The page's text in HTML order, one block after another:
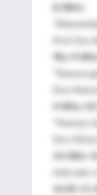
8.30Hs:
Prof.
9hs-
"Nuevos
Dra.
9.45hs-
"Nuevas
Dra.
10.30hs-
Intervalo-
10.45-